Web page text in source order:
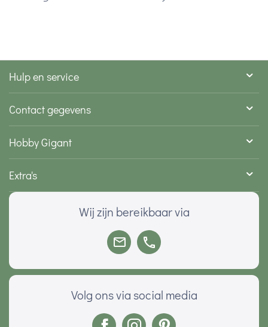
Hulp en service
Contact gegevens
Hobby Gigant
Extra's
Wij zijn bereikbaar via
Volg ons via social media